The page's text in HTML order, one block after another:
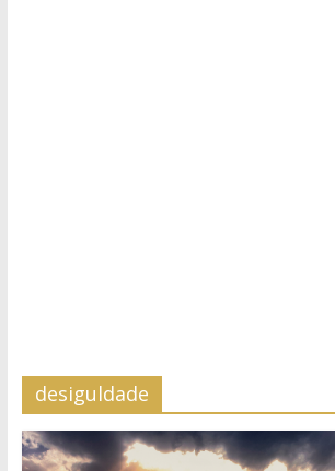
desiguldade